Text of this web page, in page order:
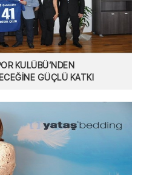
KULÜBÜ’NDEN
GÜÇLÜ KATKI